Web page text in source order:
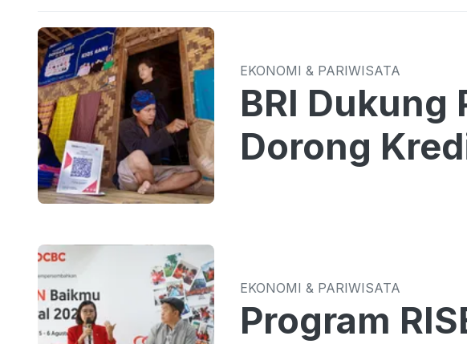
EKONOMI & PARIWISATA
BRI Dukung
Dorong
EKONOMI & PARIWISATA
Program